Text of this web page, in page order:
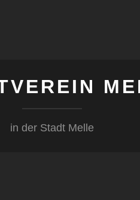
in der Stadt Melle